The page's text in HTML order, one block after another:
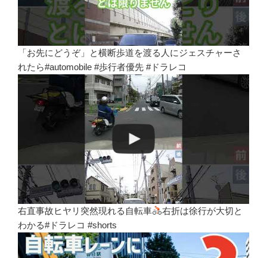
「お先にどうぞ」と横断歩道を渡る人にジェスチャーさ
れたら#automobile #歩行者優先 #ドラレコ
右直事故ヒヤリ突然現れる自転車
右折は徐行が大切と
わかる#ドラレコ #shorts